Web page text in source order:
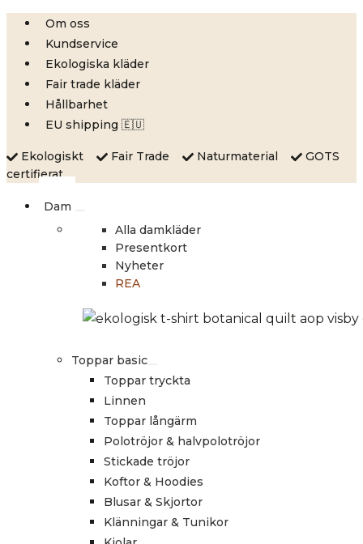
Skip
content
Om oss
Kundservice
Ekologiska kläder
Fair trade kläder
Hållbarhet
EU shipping 🇪🇺
Ekologiskt Fair Trade Naturmaterial
GOTS
certifierat
Dam
Alla damkläder
Presentkort
Nyheter
REA
Toppar basic
Toppar tryckta
Linnen
Toppar långärm
Polotröjor & halvpolotröjor
Stickade tröjor
Koftor & Hoodies
Blusar & Skjortor
Klänningar & Tunikor